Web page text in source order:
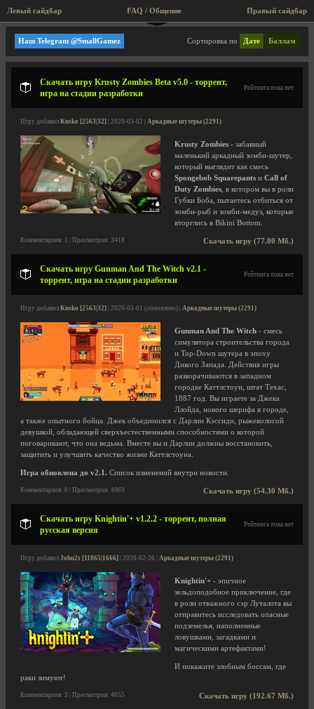
Левый сайдбар Правый сайдбар
FAQ / Общение
Аркадные шутеры
Сортировка по Дате Баллам
Наш Telegram @SmallGamez
Скачать игру Krusty Zombies Beta v5.0 - торрент,
игра на стадии разработки
Рейтинга пока нет
Игру добавил Kusko [2563|32] | 2020-03-02 | Аркадные шутеры (2291)
Krusty Zombies - забавный
маленький аркадный зомби-шутер,
который выглядит как смесь
Spongebob Squarepants и Call of
Duty Zombies , в котором вы в роли
Губки Боба, пытаетесь отбиться от
зомби-рыб и зомби-медуз, которые
вторглись в Bikini Bottom.
Скачать игру (77.00 Мб.)
Комментариев: 1 | Просмотров: 3418
Скачать игру Gunman And The Witch v2.1 -
торрент, игра на стадии разработки
Рейтинга пока нет
Игру добавил Kusko [2563|32] | 2020-03-01 (обновлено) | Аркадные шутеры (2291)
Gunman And The Witch - смесь
симулятора строительства города
и Top-Down шутера в эпоху
Дикого Запада. Действия игры
разворачиваются в западном
городке Каттлстоун, штат Техас,
1887 год. Вы играете за Джека
Ллойда, нового шерифа в городе,
а также опытного бойца. Джек объединился с Дарлин Кэссиди, рыжеволосой
девушкой, обладающей сверхъестественными способностями о которой
поговаривают, что она ведьма. Вместе вы и Дарлин должны восстановить,
защитить и улучшить качество жизни Каттлстоуна.
Игра обновлена до v2.1. Список изменений внутри новости.
Скачать игру (54.30 Мб.)
Комментариев: 0 | Просмотров: 4969
Скачать игру Knightin'+ v1.2.2 - торрент, полная
русская версия
Рейтинга пока нет
Игру добавил John2s [11865|1666] | 2020-02-26 | Аркадные шутеры (2291)
Knightin'+ - эпичное
зельдоподобное приключение, где
в роли отважного сэр Луталота вы
отправитесь исследовать опасные
подземелья, наполненные
ловушками, загадками и
магическими артефактами!
И покажите злобным боссам, где
раки зимуют!
Скачать игру (192.67 Мб.)
Комментариев: 3 | Просмотров: 4055